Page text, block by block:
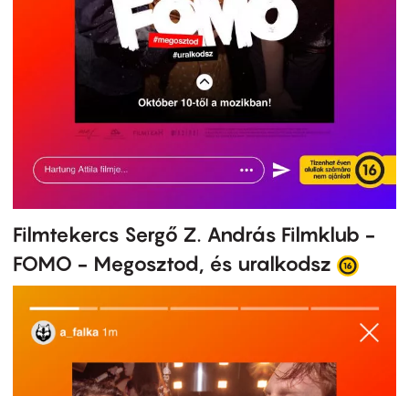
Filmtekercs Sergő Z. András Filmklub -
FOMO - Megosztod, és uralkodsz